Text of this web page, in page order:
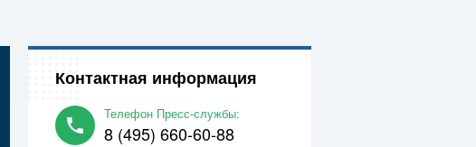
Контактная информация
Телефон Пресс-службы:
8 (495) 660-60-88